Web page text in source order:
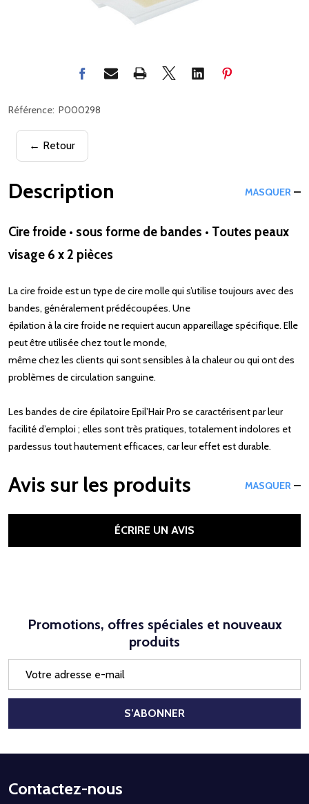
Référence: P000298
← Retour
Description MASQUER
Cire froide • sous forme de bandes • Toutes peaux
visage 6 x 2 pièces
La cire froide est un type de cire molle qui s’utilise toujours avec des
bandes, généralement prédécoupées. Une
épilation à la cire froide ne requiert aucun appareillage spécifique. Elle
peut être utilisée chez tout le monde,
même chez les clients qui sont sensibles à la chaleur ou qui ont des
problèmes de circulation sanguine.
Les bandes de cire épilatoire Epil’Hair Pro se caractérisent par leur
facilité d’emploi ; elles sont très pratiques, totalement indolores et
pardessus tout hautement efficaces, car leur effet est durable.
Avis sur les produits MASQUER
ÉCRIRE UN AVIS
Promotions, offres spéciales et nouveaux
produits
mail
S’ABONNER
Début
Contactez-nous